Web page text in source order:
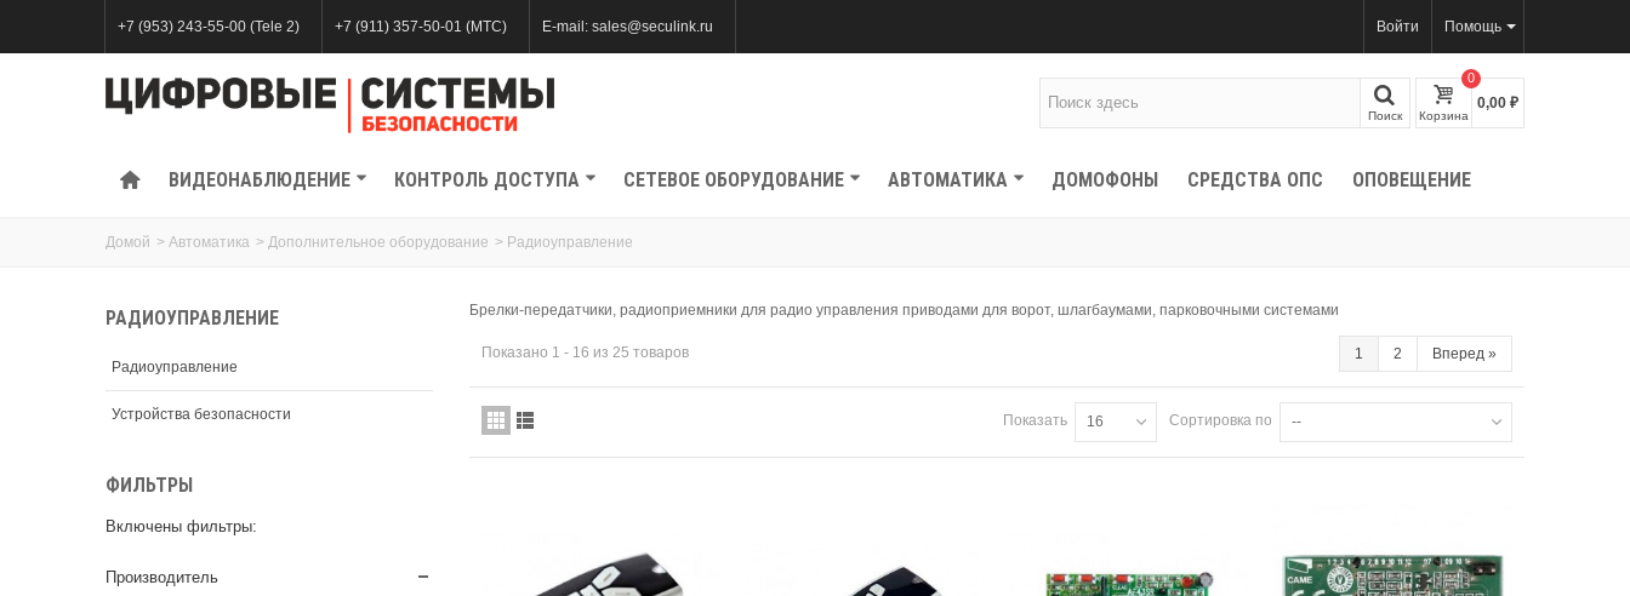
Помощь
+7 (953) 243-55-00 (Tele 2) +7 (911) 357-50-01 (МТС) E-mail: sales@seculink.ru Войти
Поиск Корзина
0
0,00 ₽
ВИДЕОНАБЛЮДЕНИЕ КОНТРОЛЬ ДОСТУПА СЕТЕВОЕ ОБОРУДОВАНИЕ АВТОМАТИКА ДОМОФОНЫ СРЕДСТВА ОПС ОПОВЕЩЕНИЕ
Домой > Автоматика > Дополнительное оборудование > Радиоуправление
РАДИОУПРАВЛЕНИЕ
Радиоуправление
Устройства безопасности
ФИЛЬТРЫ
Включены фильтры:
Производитель
Брелки-передатчики, радиоприемники для радио управления приводами для ворот, шлагбаумами, парковочными системами
1 2 Вперед »
Показано 1 - 16 из 25 товаров
Сортировка по --
Показать 16